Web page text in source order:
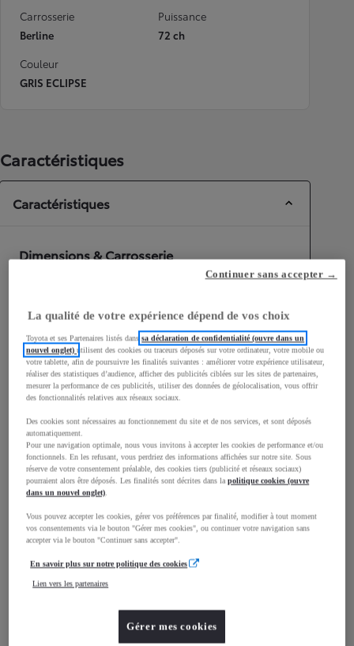
Carrosserie
Berline
Puissance
72 ch
Couleur
GRIS ECLIPSE
Caractéristiques
Caractéristiques
Dimensions & Carrosserie
5
Longueur
3 465mm
Hauteur
1 460
mm
Consommation mixte
La qualité de votre expérience dépend de vos choix
Toyota et ses Partenaires listés danssa déclaration de confidentialité (ouvre dans un
nouvel onglet)utilisent des cookies ou traceurs déposés sur votre ordinateur, votre mobile ou
votre tablette, afin de poursuivre les finalités suivantes : améliorer votre expérience utilisateur,
réaliser des statistiques d’audience, afficher des publicités ciblées sur les sites de partenaires,
mesurer la performance de ces publicités, utiliser des données de géolocalisation, vous offrir
des fonctionnalités relatives aux réseaux sociaux.
Des cookies sont nécessaires au fonctionnement du site et de nos services, et sont déposés
automatiquement.
Pour une navigation optimale, nous vous invitons à accepter les cookies de performance et/ou
fonctionnels. En les refusant, vous perdriez des informations affichées sur notre site. Sous
réserve de votre consentement préalable, des cookies tiers (publicité et réseaux sociaux)
pourraient alors être déposés. Les finalités sont décrites dans lapolitique cookies (ouvre
dans un nouvel onglet).
Vous pouvez accepter les cookies, gérer vos préférences par finalité, modifier à tout moment
vos consentements via le bouton "Gérer mes cookies", ou continuer votre navigation sans
accepter via le bouton "Continuer sans accepter".
En savoir plus sur notre politique des cookies
Lien vers les partenaires
Gérer mes cookies
Continuer sans accepter →